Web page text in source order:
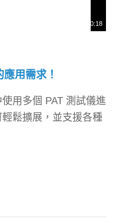
00:18
用需求！
用多個 PAT 測試儀進
鬆擴展，並支援各種